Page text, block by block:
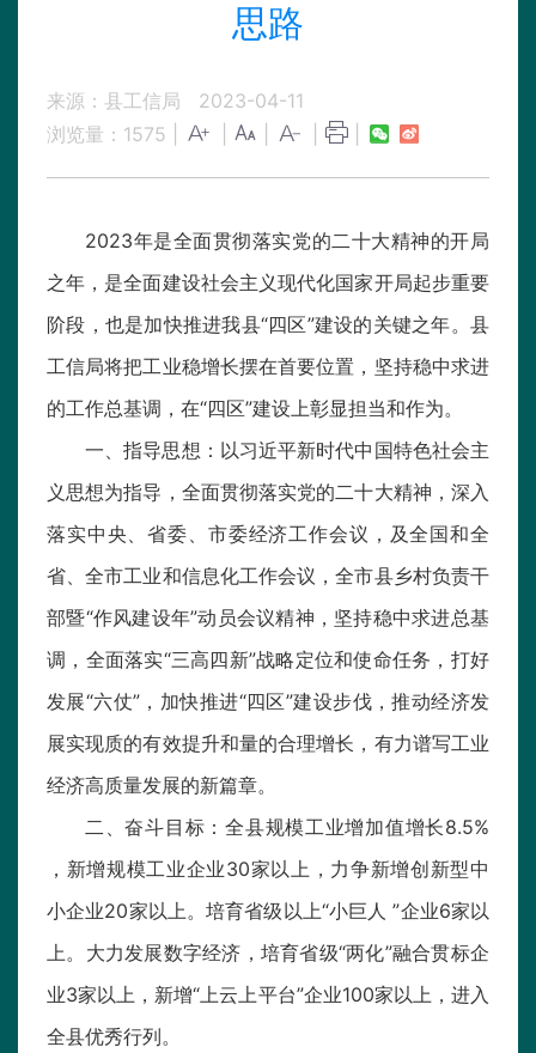
思路
来源：县工信局
2023-04-11
浏览量： 1575
2023年是全面贯彻落实党的二十大精神的开局
之年，是全面建设社会主义现代化国家开局起步重要
阶段，也是加快推进我县“四区”建设的关键之年。县
工信局将把工业稳增长摆在首要位置，坚持稳中求进
的工作总基调，在“四区”建设上彰显担当和作为。
一、指导思想：以习近平新时代中国特色社会主
义思想为指导，全面贯彻落实党的二十大精神，深入
落实中央、省委、市委经济工作会议，及全国和全
省、全市工业和信息化工作会议，全市县乡村负责干
部暨“作风建设年”动员会议精神，坚持稳中求进总基
调，全面落实“三高四新”战略定位和使命任务，打好
发展“六仗”，加快推进“四区”建设步伐，推动经济发
展实现质的有效提升和量的合理增长，有力谱写工业
经济高质量发展的新篇章。
二、奋斗目标：全县规模工业增加值增长8.5%
，新增规模工业企业30家以上，力争新增创新型中
小企业20家以上。培育省级以上“小巨人 ”企业6家以
上。大力发展数字经济，培育省级“两化”融合贯标企
业3家以上，新增“上云上平台”企业100家以上，进入
全县优秀行列。